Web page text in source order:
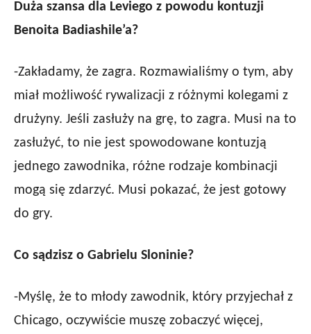
Duża szansa dla Leviego z powodu kontuzji
Benoita Badiashile’a?
-Zakładamy, że zagra. Rozmawialiśmy o tym, aby
miał możliwość rywalizacji z różnymi kolegami z
drużyny. Jeśli zasłuży na grę, to zagra. Musi na to
zasłużyć, to nie jest spowodowane kontuzją
jednego zawodnika, różne rodzaje kombinacji
mogą się zdarzyć. Musi pokazać, że jest gotowy
do gry.
Co sądzisz o Gabrielu Sloninie?
-Myślę, że to młody zawodnik, który przyjechał z
Chicago, oczywiście muszę zobaczyć więcej,